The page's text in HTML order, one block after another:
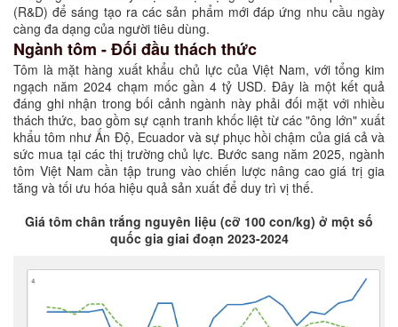
(R&D) để sáng tạo ra các sản phẩm mới đáp ứng nhu cầu ngày
càng đa dạng của người tiêu dùng.
Ngành tôm - Đối đầu thách thức
Tôm là mặt hàng xuất khẩu chủ lực của Việt Nam, với tổng kim
ngạch năm 2024 chạm mốc gần 4 tỷ USD. Đây là một kết quả
đáng ghi nhận trong bối cảnh ngành này phải đối mặt với nhiều
thách thức, bao gồm sự cạnh tranh khốc liệt từ các "ông lớn" xuất
khẩu tôm như Ấn Độ, Ecuador và sự phục hồi chậm của giá cả và
sức mua tại các thị trường chủ lực. Bước sang năm 2025, ngành
tôm Việt Nam cần tập trung vào chiến lược nâng cao giá trị gia
tăng và tối ưu hóa hiệu quả sản xuất để duy trì vị thế.
Giá tôm chân trắng nguyên liệu (cỡ 100 con/kg) ở một số
quốc gia giai đoạn 2023-2024